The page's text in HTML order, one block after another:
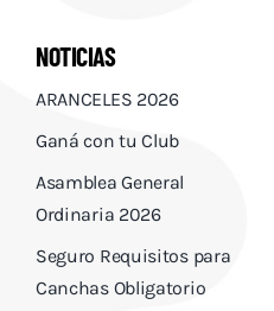
NOTICIAS
ARANCELES 2026
Ganá con tu Club
Asamblea General
Ordinaria 2026
Seguro Requisitos para
Canchas Obligatorio